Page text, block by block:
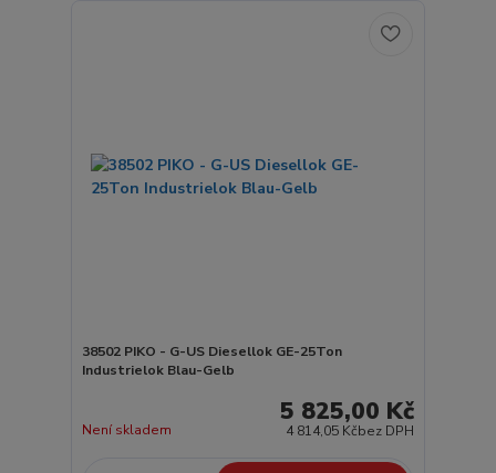
38502 PIKO - G-US Diesellok GE-25Ton
Industrielok Blau-Gelb
5 825,00 Kč
4 814,05 Kčbez DPH
Není skladem